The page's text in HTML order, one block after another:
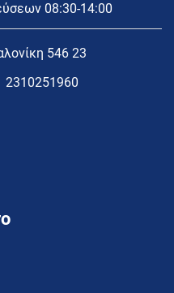
08:30-14:00
546 23
2310251960